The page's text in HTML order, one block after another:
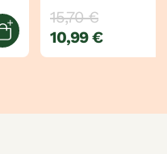
Ajouter au panier
15,70 €
10,99 €